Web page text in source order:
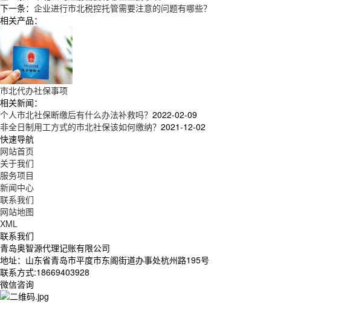
下一条： 企业进行市北税控托管需要注意的问题有哪些？
相关产品：
市北代办社保事项
相关新闻：
个人市北社保断缴后有什么办法补救吗？ 2022-02-09
非全日制用工方式的市北社保该如何缴纳？ 2021-12-02
快速导航
网站首页
关于我们
服务项目
新闻中心
联系我们
网站地图
XML
联系我们
青岛奥智源代理记账有限公司
地址：山东省青岛市平度市东阁街道办事处杭州路195号
联系方式:18669403928
微信咨询